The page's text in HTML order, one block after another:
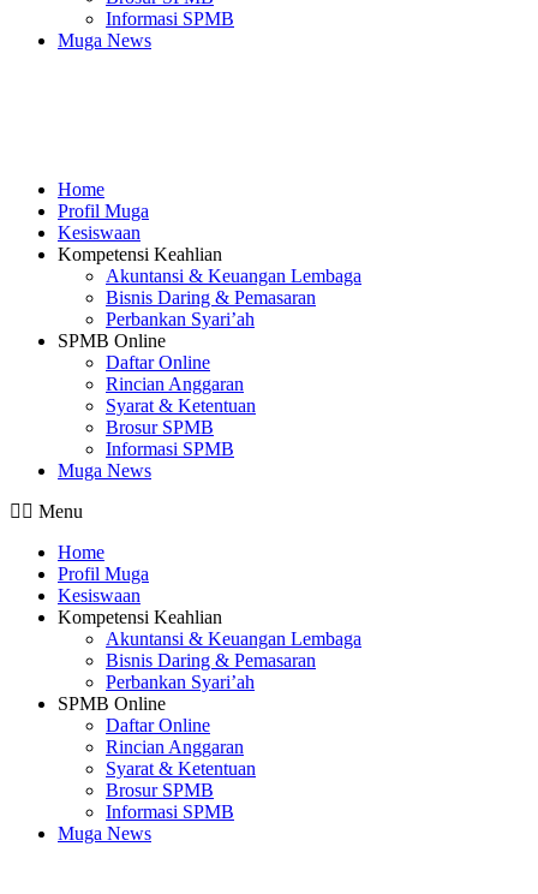
Informasi SPMB
Muga News
Home
Profil Muga
Kesiswaan
Kompetensi Keahlian
Akuntansi & Keuangan Lembaga
Bisnis Daring & Pemasaran
Perbankan Syari’ah
SPMB Online
Daftar Online
Rincian Anggaran
Syarat & Ketentuan
Brosur SPMB
Informasi SPMB
Muga News
Menu
Home
Profil Muga
Kesiswaan
Kompetensi Keahlian
Akuntansi & Keuangan Lembaga
Bisnis Daring & Pemasaran
Perbankan Syari’ah
SPMB Online
Daftar Online
Rincian Anggaran
Syarat & Ketentuan
Brosur SPMB
Informasi SPMB
Muga News